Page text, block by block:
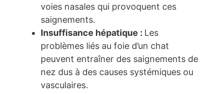
voies nasales qui provoquent ces
saignements.
Insuffisance hépatique : Les
problèmes liés au foie d’un chat
peuvent entraîner des saignements de
nez dus à des causes systémiques ou
vasculaires.